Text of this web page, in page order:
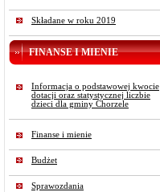
Składane w roku 2019
FINANSE I MIENIE
Informacja o podstawowej kwocie
dotacji oraz statystycznej liczbie
dzieci dla gminy Chorzele
Finanse i mienie
Budżet
Sprawozdania